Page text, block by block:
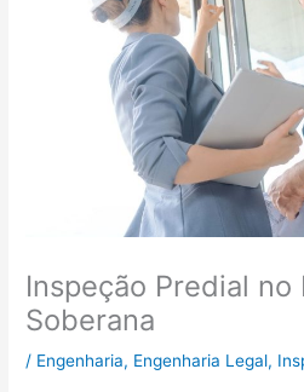
Inspeção Predial no
Soberana
/ Engenharia, Engenharia Legal,